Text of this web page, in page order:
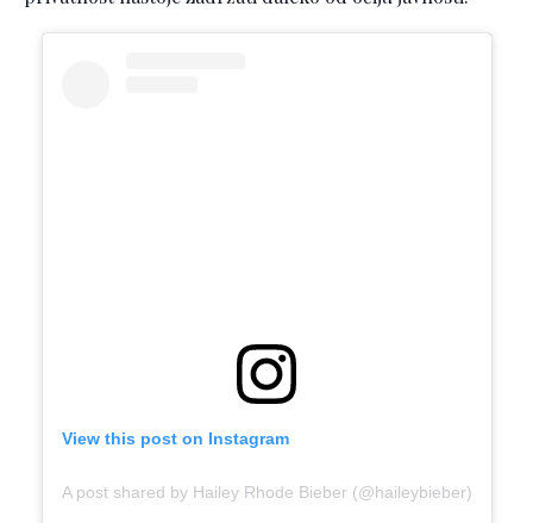
View this post on Instagram
A post shared by Hailey Rhode Bieber (@haileybieber)